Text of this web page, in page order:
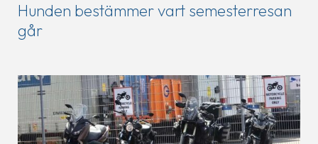
Hunden bestämmer vart semesterresan
går